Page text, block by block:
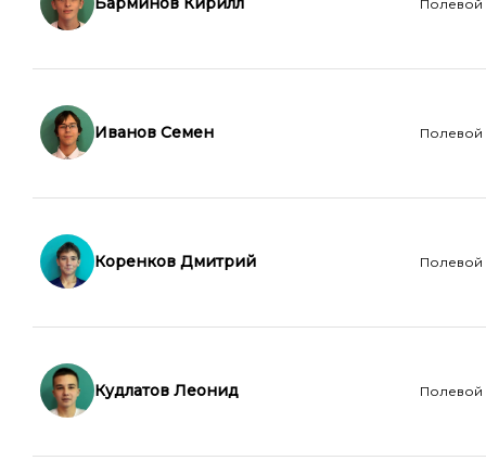
Полевой
Иванов Семен Полевой
Коренков Дмитрий Полевой
Кудлатов Леонид Полевой